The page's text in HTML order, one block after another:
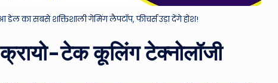
का सबसे शक्तिशाली गेमिंग लैपटॉप, फीचर्स उड़ा देंगे होश!
क्रायो-टेक कूलिंग टेक्नोलॉजी